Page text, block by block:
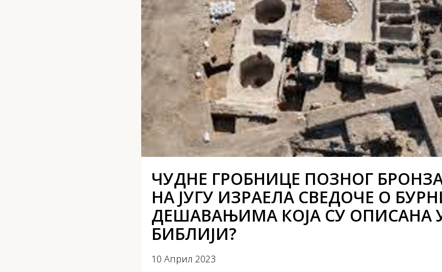
ЧУДНЕ ГРОБНИЦЕ ПОЗНОГ
НА ЈУГУ ИЗРАЕЛА СВЕДОЧЕ О
ДЕШАВАЊИМА КОЈА СУ ОПИСАНА
БИБЛИЈИ?
10 Април 2023